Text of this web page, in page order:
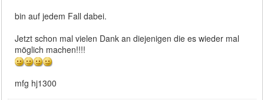
bin auf jedem Fall dabei.
Jetzt schon mal vielen Dank an diejenigen die es wieder mal
möglich machen!!!!
mfg hj1300